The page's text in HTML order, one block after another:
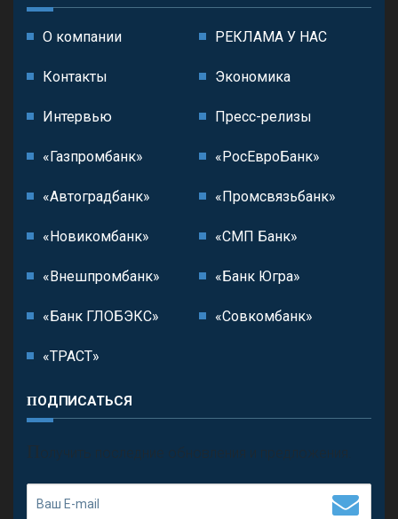
О компании РЕКЛАМА У НАС
Контакты Экономика
Интервью Пресс-релизы
«Газпромбанк» «РосЕвроБанк»
«Автоградбанк» «Промсвязьбанк»
«Новикомбанк» «СМП Банк»
«Внешпромбанк» «Банк Югра»
«Банк ГЛОБЭКС» «Совкомбанк»
«ТРАСТ»
ПОДПИСАТЬСЯ
П олучить последние обновления и предложения.